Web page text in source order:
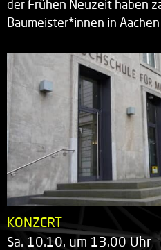
der Frühen Neuzeit haben
Baumeister*innen in
KONZERT
Sa. 10.10. um 13.00 Uhr